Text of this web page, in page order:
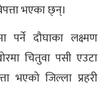
भएका छ्न्।
पर्ने दौघाका लक्ष्मण
चितुवा पसी एउटा
भएको जिल्ला प्रहरी